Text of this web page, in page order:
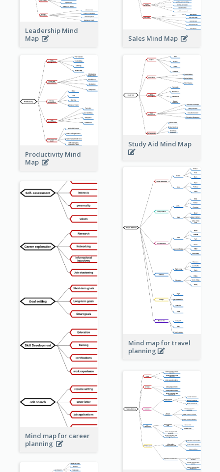
Leadership Mind
Map
Sales Mind Map
Productivity Mind
Map
Study Aid Mind Map
Mind map for travel
planning
Mind map for career
planning